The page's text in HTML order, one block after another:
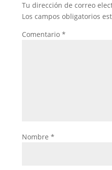
Tu dirección de correo
Los campos obligatorios
Comentario *
Nombre *